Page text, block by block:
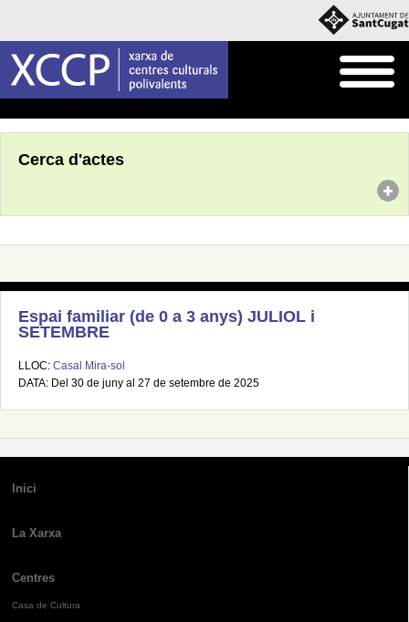
Cerca d'actes
Espai familiar (de 0 a 3 anys) JULIOL i
SETEMBRE
LLOC: Casal Mira-sol
DATA: Del 30 de juny al 27 de setembre de 2025
Inici
La Xarxa
Centres
Casa de Cultura